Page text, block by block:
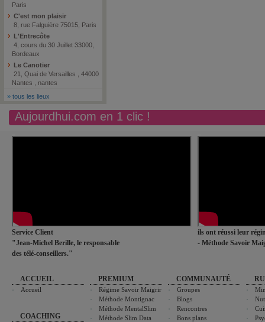
Paris
C'est mon plaisir
8, rue Falguière 75015, Paris
L'Entrecôte
4, cours du 30 Juillet 33000,
Bordeaux
Le Canotier
21, Quai de Versailles , 44000
Nantes , nantes
» tous les lieux
Aujourdhui.com en 1 clic !
Service Client
"Jean-Michel Berille, le responsable
des télé-conseillers."
ils ont réussi leur
- Méthode Savoir
ACCUEIL
Accueil
COACHING
PREMIUM
Régime Savoir Maigrir
Méthode Montignac
Méthode MentalSlim
Méthode Slim Data
COMMUNAUTÉ
Groupes
Blogs
Rencontres
Bons plans